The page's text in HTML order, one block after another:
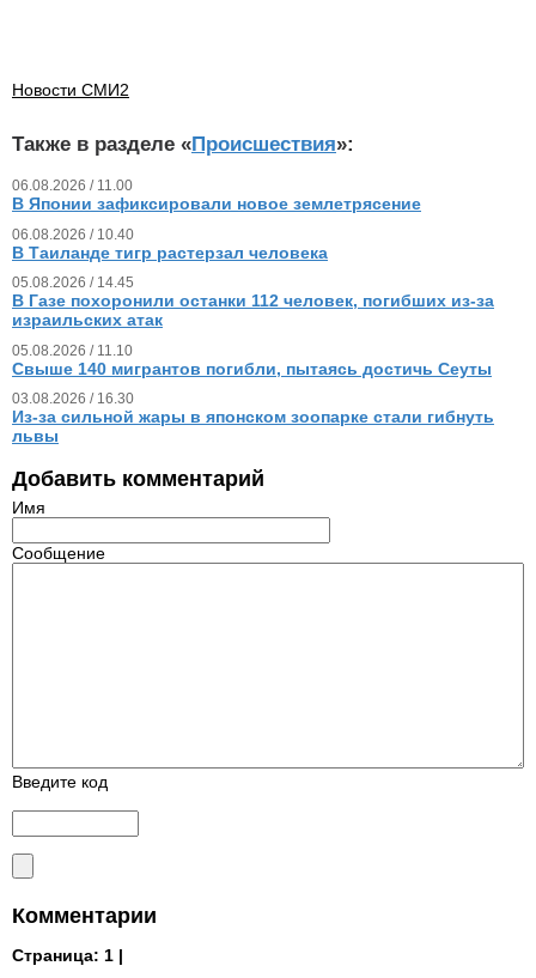
Новости СМИ2
Также в разделе «Происшествия»:
06.08.2026 / 11.00
В Японии зафиксировали новое землетрясение
06.08.2026 / 10.40
В Таиланде тигр растерзал человека
05.08.2026 / 14.45
В Газе похоронили останки 112 человек, погибших из‑за
израильских атак
05.08.2026 / 11.10
Свыше 140 мигрантов погибли, пытаясь достичь Сеуты
03.08.2026 / 16.30
Из‑за сильной жары в японском зоопарке стали гибнуть
львы
Добавить комментарий
Имя
Сообщение
Введите код
Комментарии
Страница: 1 |